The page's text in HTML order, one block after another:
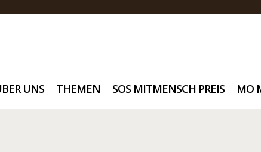
UNS THEMEN SOS MITMENSCH PREIS MO